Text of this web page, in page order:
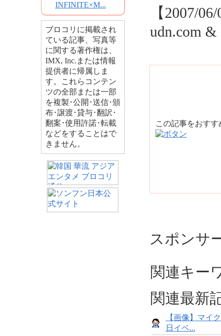
INFINITE×M...
ブロコリに掲載され
ている記事、写真等
に関する著作権は、
IMX, Inc.または情報
提供者に帰属しま
す。これらコンテン
ツの全部または一部
を複製･公開･送信･頒
布･譲渡･貸与･翻訳･
翻案･使用許諾･転載
などをすることはで
きません。
【2007/
udn.com
この記事をおす
スポンサ
関連キー
関連最新
【画像】マイ
日イベ...